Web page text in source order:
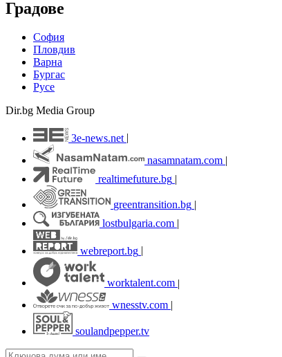
Градове
София
Пловдив
Варна
Бургас
Русе
Dir.bg Media Group
3e-news.net
nasamnatam.com |
realtimefuture.bg |
greentransition.bg |
lostbulgaria.com |
webreport.bg
worktalent.com |
wnesstv.com |
soulandpepper.tv